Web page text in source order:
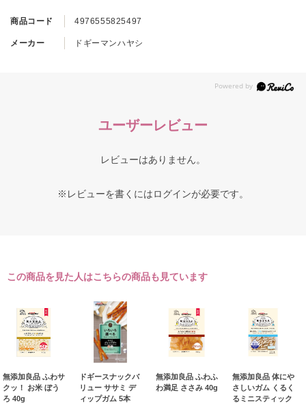
商品コード 4976555825497
メーカー ドギーマンハヤシ
ユーザーレビュー
レビューはありません。
※レビューを書くにはログインが必要です。
この商品を見た人はこちらの商品も見ています
無添加良品 ふわサ
クッ！ お米 ぼう
ろ 40g
ドギースナックバ
リュー ササミ デ
ィップガム 5本
無添加良品 ふわふ
わ満足 ささみ 40g
無添加良品 体にや
さしいガム くるく
るミニスティック